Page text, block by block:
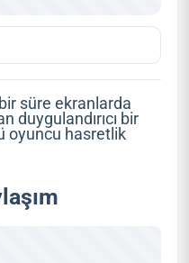
süre ekranlarda
duygulandırıcı bir
oyuncu hasretlik